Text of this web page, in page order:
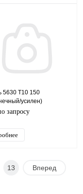
5630 Т10 150
усилен)
запросу
13 Вперед